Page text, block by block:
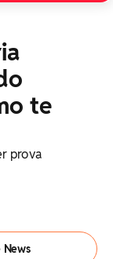
te
prova
News